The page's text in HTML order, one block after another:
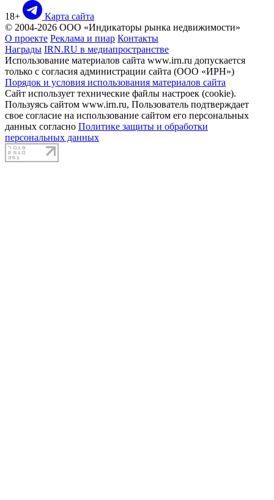
18+
Карта сайта
© 2004-2026 ООО «Индикаторы рынка недвижимости»
О проекте Реклама и пиар Контакты
Награды IRN.RU в медиапространстве
Использование материалов сайта www.irn.ru допускается
только с согласия администрации сайта (ООО «ИРН»)
Порядок и условия использования материалов сайта
Сайт использует технические файлы настроек (cookie).
Пользуясь сайтом www.irn.ru, Пользователь подтверждает
свое согласие на использование сайтом его персональных
данных согласно Политике защиты и обработки
персональных данных